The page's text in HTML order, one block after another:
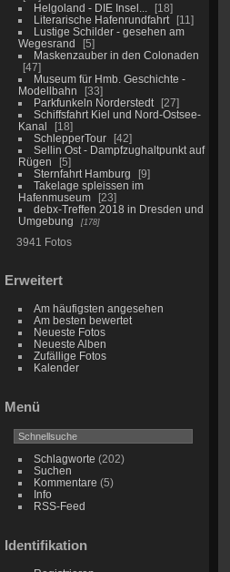
Helgoland - DIE Insel...
18
Literarische Hafenrundfahrt
11
Lustige Schilder - gesehen am
Wegesrand
5
Maskenzauber in den Colonaden
47
Museum für Hmb. Geschichte -
Modellbahn
33
Parkfunkeln Norderstedt
27
Schiffsfahrt Kiel und Nord-Ostsee-
Kanal
18
SchlepperTour
42
Sellin Ost - Dampfzughaltpunkt auf
Rügen
5
Sternfahrt Hamburg
9
Takelage spleissen im
Hafenmuseum
23
debx-Treffen 2018 in Dresden und
Umgebung
178
3941 Fotos
Erweitert
Am häufigsten angesehen
Am besten bewertet
Neueste Fotos
Neueste Alben
Zufällige Fotos
Kalender
Menü
Schlagworte (202)
Suchen
Kommentare (5)
Info
RSS-Feed
Identifikation